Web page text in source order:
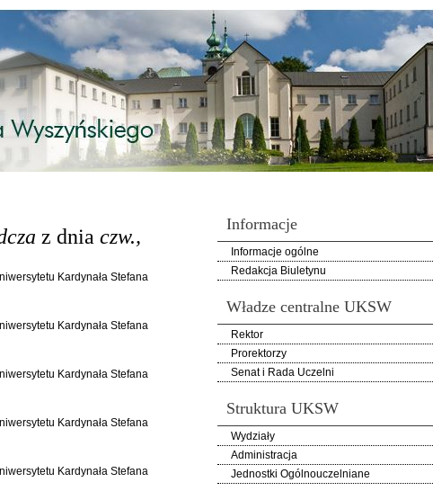
z dnia czw.,
Kardynała Stefana
Kardynała Stefana
Kardynała Stefana
Kardynała Stefana
Kardynała Stefana
Informacje
Informacje ogólne
Redakcja Biuletynu
Władze centralne UKSW
Rektor
Prorektorzy
Senat i Rada Uczelni
Struktura UKSW
Wydziały
Administracja
Jednostki Ogólnouczelniane